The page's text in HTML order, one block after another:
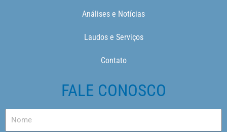
Análises e Notícias
Laudos e Serviços
Contato
FALE CONOSCO